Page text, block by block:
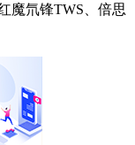
魔氘锋TWS、倍思